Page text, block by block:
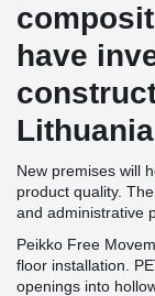
have
New premises will
product quality.
and administrative
Peikko Free
floor installation.
openings into